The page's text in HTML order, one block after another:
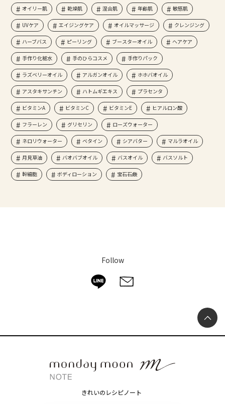
オイリー肌 乾燥肌 混合肌 年齢肌 敏感肌
UVケア エイジングケア オイルマッサージ クレンジング
ハーブバス ピーリング ブースターオイル ヘアケア
手作り化粧水 手のひらコスメ 手作りパック
ラズベリーオイル アルガンオイル ホホバオイル
アスタキサンチン ハトムギエキス プラセンタ
ビタミンA ビタミンC ビタミンE ヒアルロン酸
フラーレン グリセリン ローズウォーター
ネロリウォーター ベタイン シアバター マルラオイル
月見草油 バオバブオイル バスオイル バスソルト
幹細胞 ボディローション 宝石石鹸
Follow
きれいのレシピノート